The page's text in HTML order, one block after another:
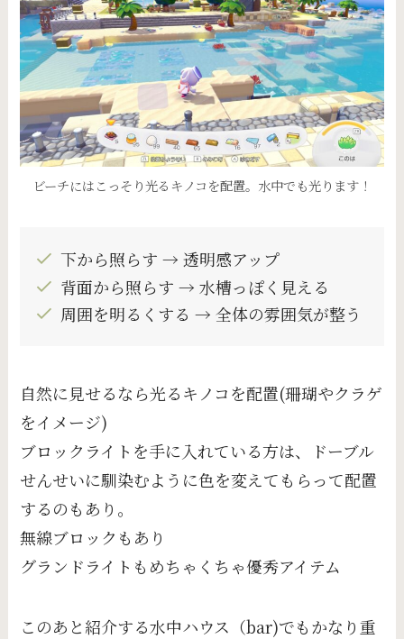
ビーチにはこっそり光るキノコを配置。水中でも光ります！
下から照らす → 透明感アップ
背面から照らす → 水槽っぽく見える
周囲を明るくする → 全体の雰囲気が整う
自然に見せるなら光るキノコを配置(珊瑚やクラゲ
をイメージ)
ブロックライトを手に入れている方は、ドーブル
せんせいに馴染むように色を変えてもらって配置
するのもあり。
無線ブロックもあり
グランドライトもめちゃくちゃ優秀アイテム
このあと紹介する水中ハウス（bar)でもかなり重